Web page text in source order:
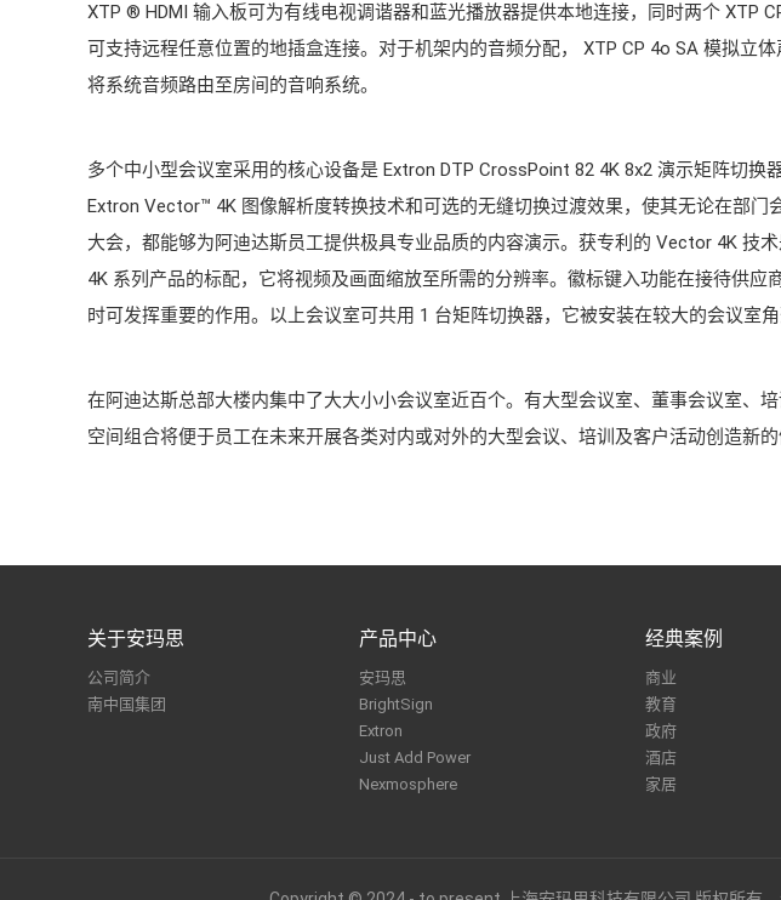
XTP ® HDMI 输入板可为有线电视调谐器和蓝光播放器提供本地连接，同时两个 XTP
可支持远程任意位置的地插盒连接。对于机架内的音频分配， XTP CP 4o SA 模拟立
将系统音频路由至房间的音响系统。
多个中小型会议室采用的核心设备是 Extron DTP CrossPoint 82 4K 8x2 演示矩阵切换
Extron Vector™ 4K 图像解析度转换技术和可选的无缝切换过渡效果，使其无论在部门
大会，都能够为阿迪达斯员工提供极具专业品质的内容演示。获专利的 Vector 4K 技
4K 系列产品的标配，它将视频及画面缩放至所需的分辨率。徽标键入功能在接待供应
时可发挥重要的作用。以上会议室可共用 1 台矩阵切换器，它被安装在较大的会议室角
在阿迪达斯总部大楼内集中了大大小小会议室近百个。有大型会议室、董事会议室、
空间组合将便于员工在未来开展各类对内或对外的大型会议、培训及客户活动创造新的
关于安玛思
公司简介
南中国集团
产品中心
安玛思
BrightSign
Extron
Just Add Power
Nexmosphere
经典案例
商业
教育
政府
酒店
家居